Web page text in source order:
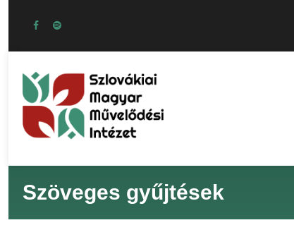
Szöveges gyűjtések